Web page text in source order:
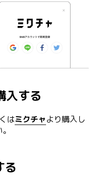
入する
はミクチャより購入し